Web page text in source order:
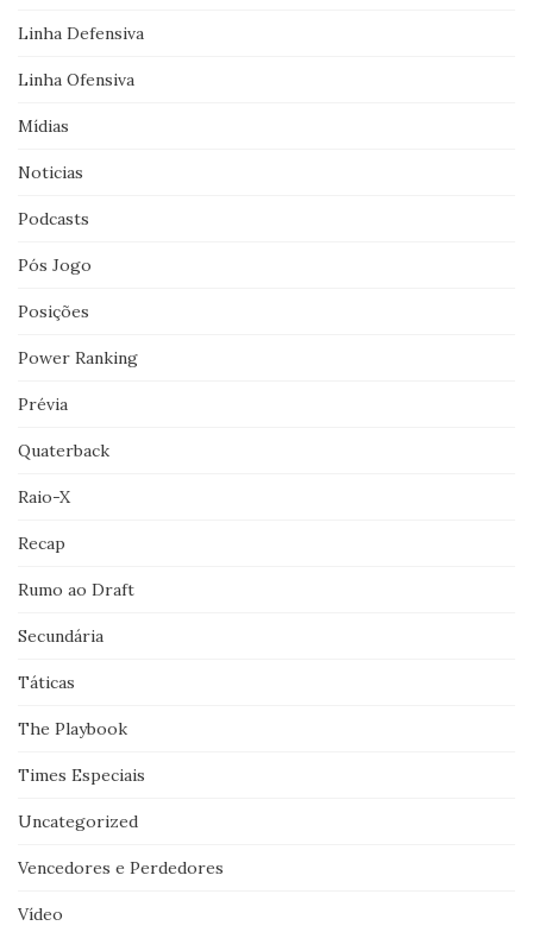
Linha Defensiva
Linha Ofensiva
Mídias
Noticias
Podcasts
Pós Jogo
Posições
Power Ranking
Prévia
Quaterback
Raio-X
Recap
Rumo ao Draft
Secundária
Táticas
The Playbook
Times Especiais
Uncategorized
Vencedores e Perdedores
Vídeo